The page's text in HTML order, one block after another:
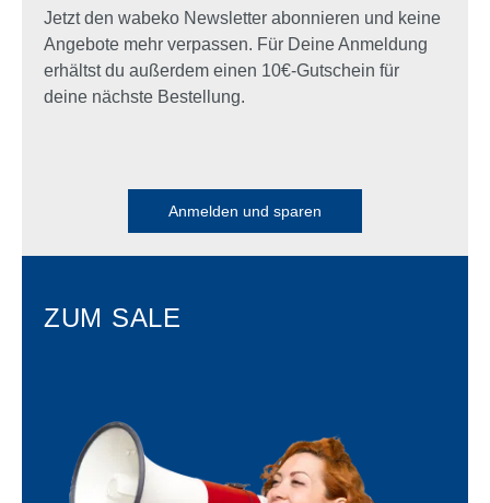
Jetzt den wabeko Newsletter abonnieren und keine
Angebote mehr verpassen. Für Deine Anmeldung
erhältst du außerdem einen 10€-Gutschein für
deine nächste Bestellung.
Anmelden und sparen
ZUM SALE